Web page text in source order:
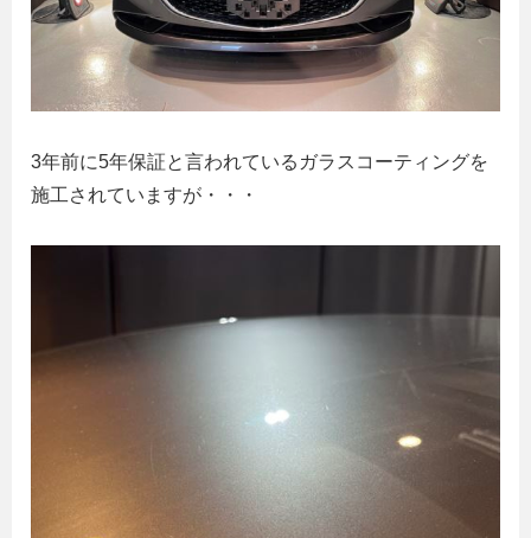
3年前に5年保証と言われているガラスコーティングを
施工されていますが・・・